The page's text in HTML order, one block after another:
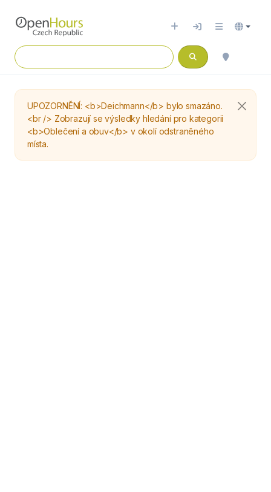
UPOZORNĚNÍ: <b>Deichmann</b> bylo smazáno.
<br /> Zobrazují se výsledky hledání pro kategorii
<b>Oblečení a obuv</b> v okolí odstraněného
místa.